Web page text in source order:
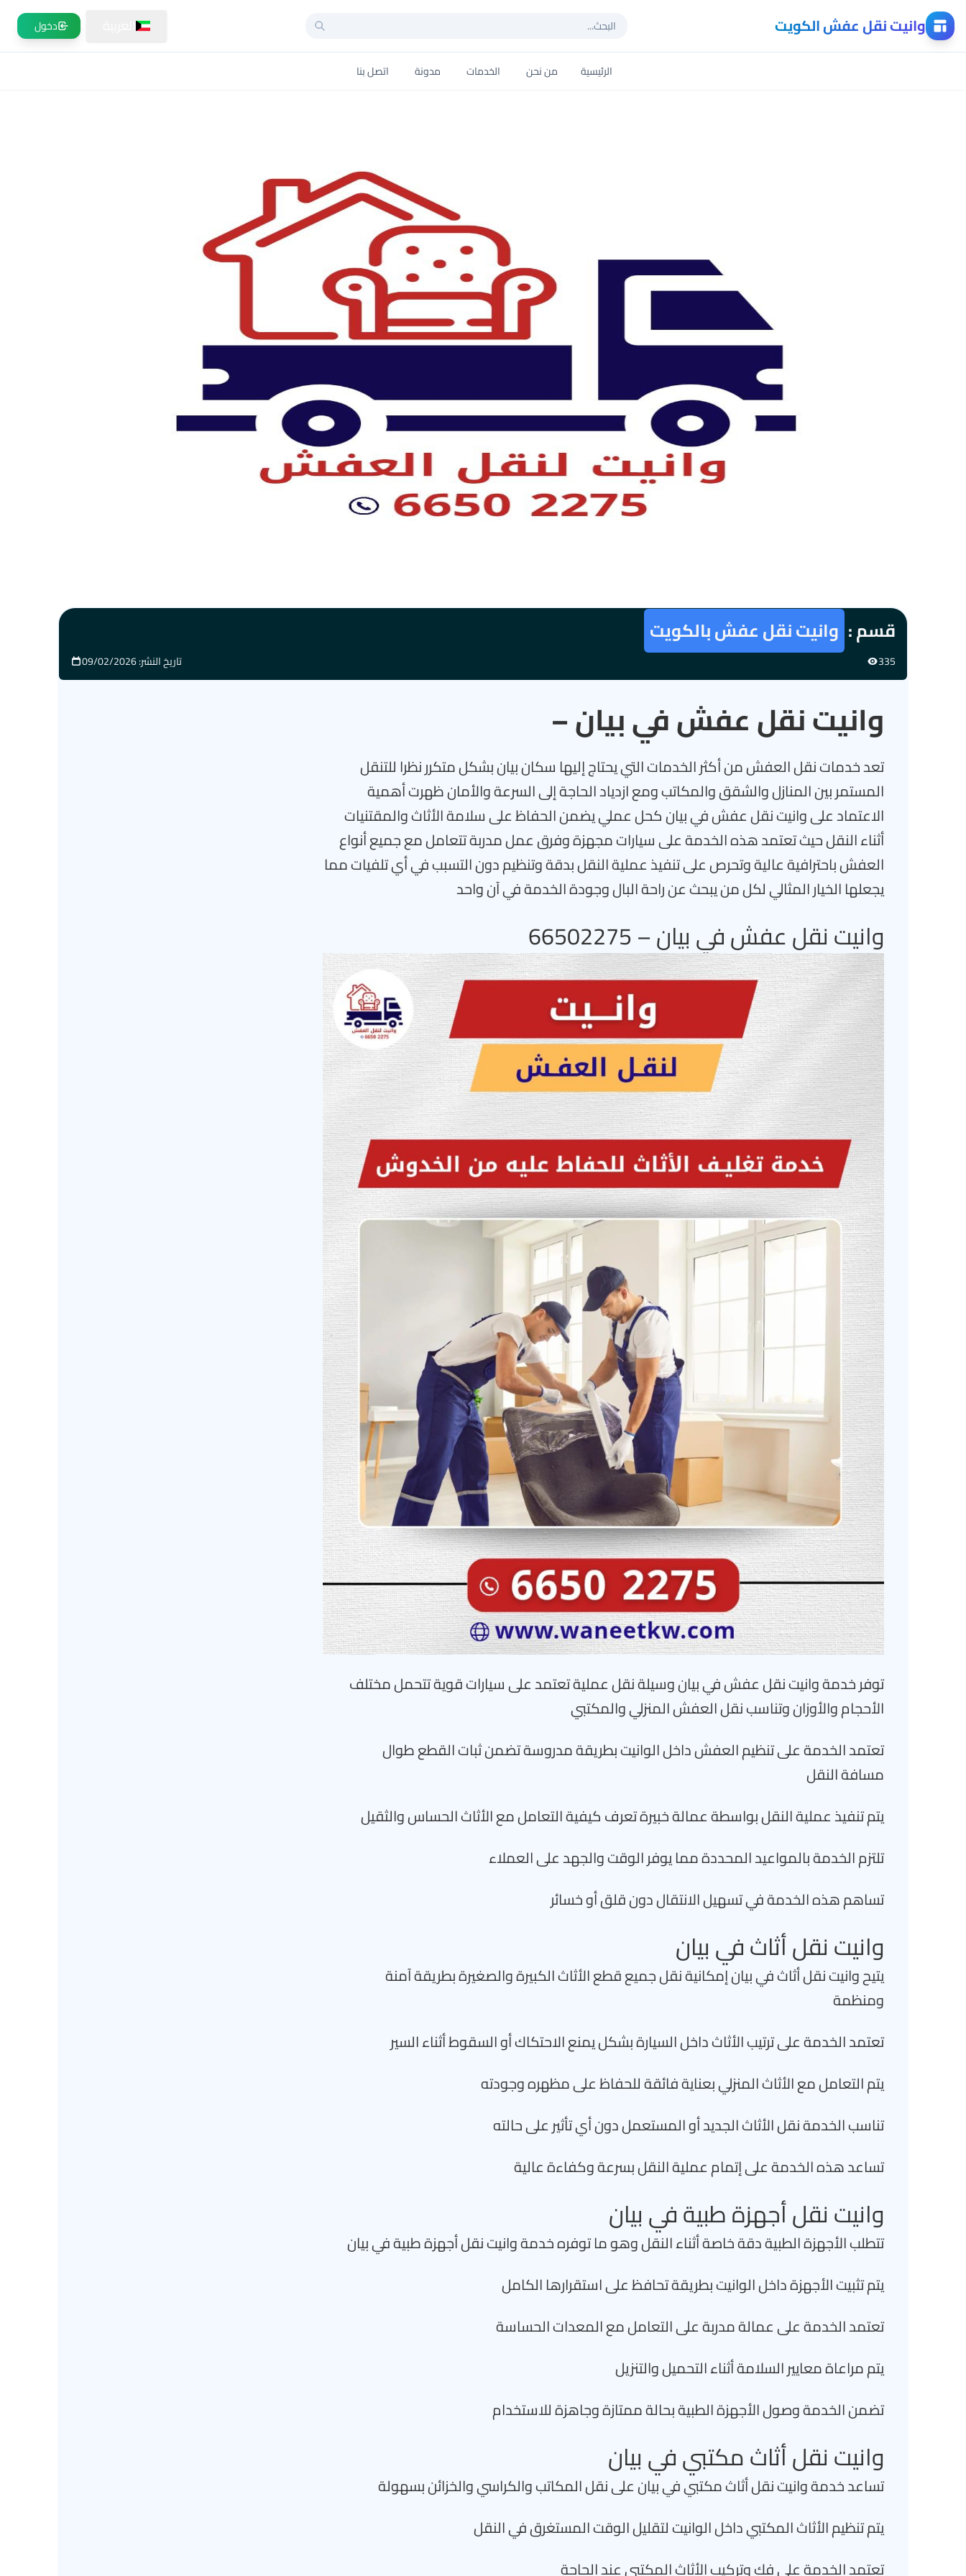
وانيت نقل عفش الكويت دخول
الرئيسية من نحن الخدمات مدونة اتصل بنا
قسم : وانيت نقل عفش بالكويت
335 تاريخ النشر: 09/02/2026
وانيت نقل عفش في بيان –
تعد خدمات نقل العفش من أكثر الخدمات التي يحتاج إليها سكان بيان بشكل متكرر نظرا للتنقل
المستمر بين المنازل والشقق والمكاتب ومع ازدياد الحاجة إلى السرعة والأمان ظهرت أهمية
الاعتماد على وانيت نقل عفش في بيان كحل عملي يضمن الحفاظ على سلامة الأثاث والمقتنيات
أثناء النقل حيث تعتمد هذه الخدمة على سيارات مجهزة وفرق عمل مدربة تتعامل مع جميع أنواع
العفش باحترافية عالية وتحرص على تنفيذ عملية النقل بدقة وتنظيم دون التسبب في أي تلفيات مما
يجعلها الخيار المثالي لكل من يبحث عن راحة البال وجودة الخدمة في آن واحد
وانيت نقل عفش في بيان – 66502275
توفر خدمة وانيت نقل عفش في بيان وسيلة نقل عملية تعتمد على سيارات قوية تتحمل مختلف
الأحجام والأوزان وتناسب نقل العفش المنزلي والمكتبي
تعتمد الخدمة على تنظيم العفش داخل الوانيت بطريقة مدروسة تضمن ثبات القطع طوال
مسافة النقل
يتم تنفيذ عملية النقل بواسطة عمالة خبيرة تعرف كيفية التعامل مع الأثاث الحساس والثقيل
تلتزم الخدمة بالمواعيد المحددة مما يوفر الوقت والجهد على العملاء
تساهم هذه الخدمة في تسهيل الانتقال دون قلق أو خسائر
وانيت نقل أثاث في بيان
يتيح وانيت نقل أثاث في بيان إمكانية نقل جميع قطع الأثاث الكبيرة والصغيرة بطريقة آمنة
ومنظمة
تعتمد الخدمة على ترتيب الأثاث داخل السيارة بشكل يمنع الاحتكاك أو السقوط أثناء السير
يتم التعامل مع الأثاث المنزلي بعناية فائقة للحفاظ على مظهره وجودته
تناسب الخدمة نقل الأثاث الجديد أو المستعمل دون أي تأثير على حالته
تساعد هذه الخدمة على إتمام عملية النقل بسرعة وكفاءة عالية
وانيت نقل أجهزة طبية في بيان
تتطلب الأجهزة الطبية دقة خاصة أثناء النقل وهو ما توفره خدمة وانيت نقل أجهزة طبية في بيان
يتم تثبيت الأجهزة داخل الوانيت بطريقة تحافظ على استقرارها الكامل
تعتمد الخدمة على عمالة مدربة على التعامل مع المعدات الحساسة
يتم مراعاة معايير السلامة أثناء التحميل والتنزيل
تضمن الخدمة وصول الأجهزة الطبية بحالة ممتازة وجاهزة للاستخدام
وانيت نقل أثاث مكتبي في بيان
تساعد خدمة وانيت نقل أثاث مكتبي في بيان على نقل المكاتب والكراسي والخزائن بسهولة
يتم تنظيم الأثاث المكتبي داخل الوانيت لتقليل الوقت المستغرق في النقل
تعتمد الخدمة على فك وتركيب الأثاث المكتبي عند الحاجة